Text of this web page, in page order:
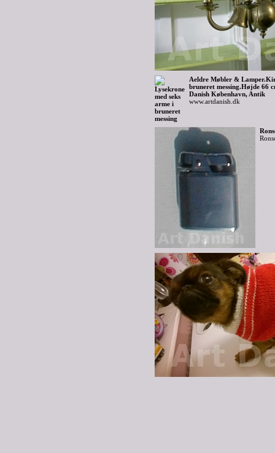
Aeldre Møbler &
bruneret messing.Højde 66
Danish København, Antik
www.artdanish.dk